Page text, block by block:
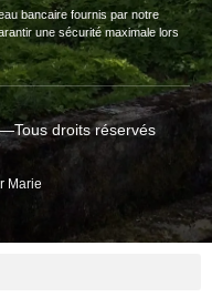
bancaire fournis par notre
une sécurité maximale lors
droits réservés
Marie